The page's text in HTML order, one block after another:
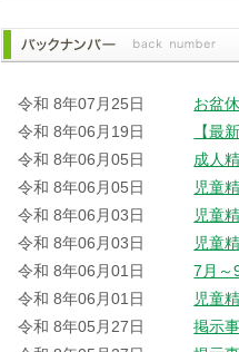
令和 8年07月25日
お盆
令和 8年06月19日
【最
令和 8年06月05日
成人
令和 8年06月05日
児童
令和 8年06月03日
児童
令和 8年06月03日
児童
令和 8年06月01日
7月～
令和 8年06月01日
児童
令和 8年05月27日
掲示